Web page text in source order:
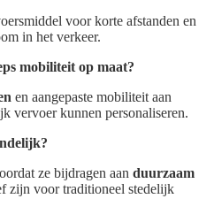
voor korte afstanden en
in het verkeer.
mobiliteit op maat?
en aangepaste mobiliteit aan
vervoer kunnen personaliseren.
ze bijdragen aan duurzaam
zijn voor traditioneel stedelijk